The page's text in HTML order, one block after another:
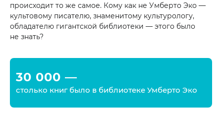
происходит то же самое. Кому как не Умберто Эко —
культовому писателю, знаменитому культурологу,
обладателю гигантской библиотеки — этого было
не знать?
30 000 —
столько книг было в библиотеке Умберто Эко